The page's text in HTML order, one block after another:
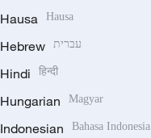
Hausa Hausa
Hebrew עברית
Hindi हिन्दी
Hungarian Magyar
Indonesian Bahasa Indonesia